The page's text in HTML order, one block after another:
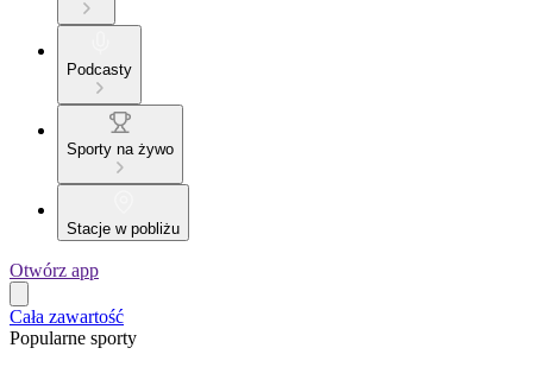
Podcasty
Sporty na żywo
Stacje w pobliżu
Otwórz app
Cała zawartość
Popularne sporty